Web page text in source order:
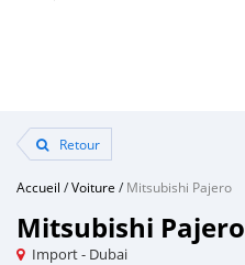
Retour
Accueil /Voiture /Mitsubishi Pajero
Mitsubishi Pajero
Import - Dubai